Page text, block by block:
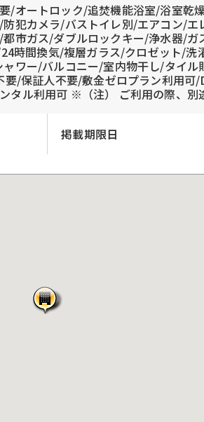
/オートロック/追焚機能浴室/浴室乾
犯カメラ/バストイレ別/エアコン/
市ガス/ダブルロックキー/浄水器/ガ
時間換気/複層ガラス/クロゼット/洗
ワー/バルコニー/室内物干し/タイル
/保証人不要/敷金ゼロプラン利用可
タル利用可 ※（注） ご利用の際、別
掲載期限日